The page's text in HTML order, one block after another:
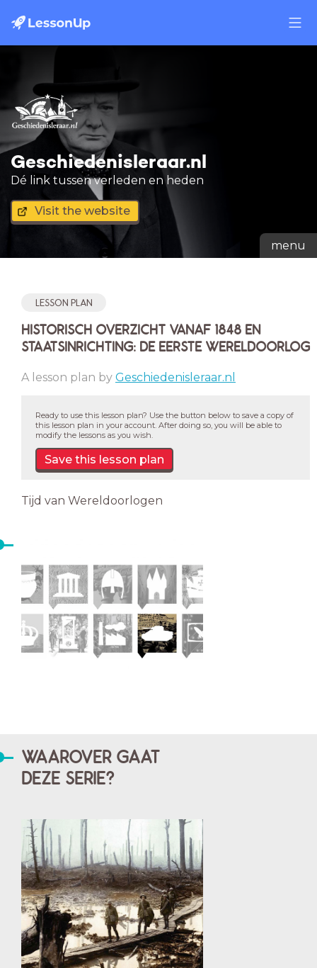
Geschiedenisleraar.nl
Dé link tussen verleden en heden
Visit the website
menu
LESSON PLAN
HISTORISCH OVERZICHT VANAF 1848 EN
STAATSINRICHTING: DE EERSTE WERELDOORLOG
A lesson plan by Geschiedenisleraar.nl
Ready to use this lesson plan? Use the button below to save a copy of
this lesson plan in your account. After doing so, you will be able to
modify the lessons as you wish.
Save this lesson plan
Tijd van Wereldoorlogen
WAAROVER GAAT
DEZE SERIE?